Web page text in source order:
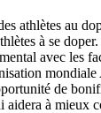
athlètes au
à se
avec les
de
à mieux